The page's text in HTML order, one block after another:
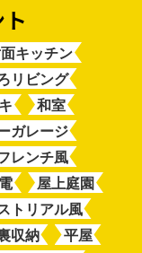
キッチン
リビング
和室
ガレージ
レンチ風
屋上庭園
トリアル風
収納
平屋